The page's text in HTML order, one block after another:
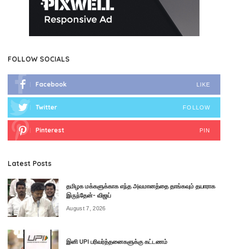
FOLLOW SOCIALS
Facebook LIKE
Twitter FOLLOW
Pinterest PIN
Latest Posts
தமிழக மக்களுக்காக எந்த அவமானத்தை தாங்கவும் தயாராக
இருந்தேன்- விஜய்
August 7, 2026
இனி UPI பரிவர்த்தனைகளுக்கு கட்டணம்